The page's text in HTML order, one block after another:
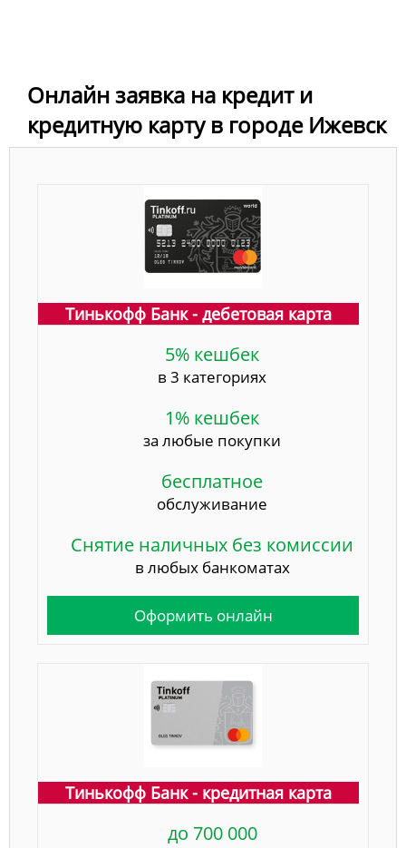
Онлайн заявка на кредит и
кредитную карту в городе Ижевск
Тинькофф Банк - дебетовая карта
5% кешбек
в 3 категориях
1% кешбек
за любые покупки
бесплатное
обслуживание
Снятие наличных без комиссии
в любых банкоматах
Оформить онлайн
Тинькофф Банк - кредитная карта
до 700 000